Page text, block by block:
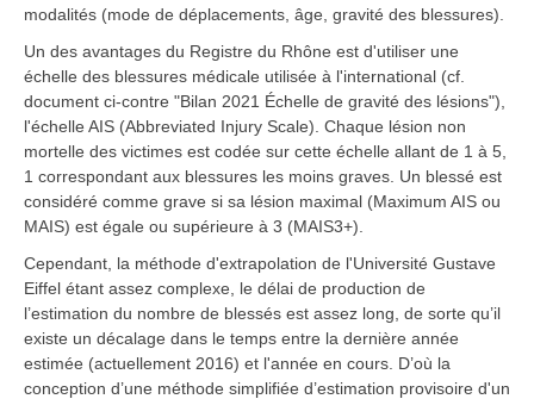
modalités (mode de déplacements, âge, gravité des blessures).
Un des avantages du Registre du Rhône est d'utiliser une
échelle des blessures médicale utilisée à l'international (cf.
document ci-contre "Bilan 2021 Échelle de gravité des lésions"),
l'échelle AIS (Abbreviated Injury Scale). Chaque lésion non
mortelle des victimes est codée sur cette échelle allant de 1 à 5,
1 correspondant aux blessures les moins graves. Un blessé est
considéré comme grave si sa lésion maximal (Maximum AIS ou
MAIS) est égale ou supérieure à 3 (MAIS3+).
Cependant, la méthode d'extrapolation de l'Université Gustave
Eiffel étant assez complexe, le délai de production de
l’estimation du nombre de blessés est assez long, de sorte qu’il
existe un décalage dans le temps entre la dernière année
estimée (actuellement 2016) et l'année en cours. D’où la
conception d’une méthode simplifiée d’estimation provisoire d'un